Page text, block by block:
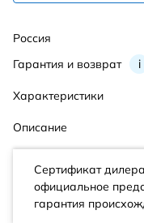
Гарантия и возврат i
Россия
Характеристики
Описание
Сертификат
официальное
гарантия